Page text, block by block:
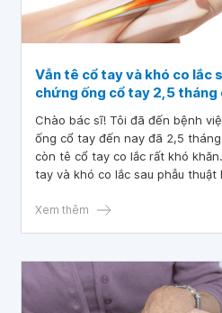
Vẫn tê cổ tay và khó co lắc
chứng ống cổ tay 2,5 tháng
Chào bác sĩ! Tôi đã đến bệnh
ống cổ tay đến nay đã 2,5
còn tê cổ tay co lắc rất khó
tay và khó co lắc sau phẫu
lắng. Cảm ơn bác sĩ!
Xem thêm